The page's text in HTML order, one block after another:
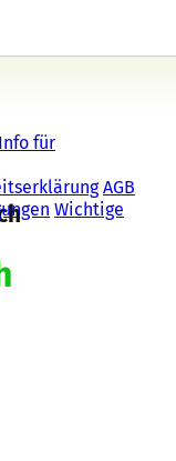
Info für
AGB
Wichtige